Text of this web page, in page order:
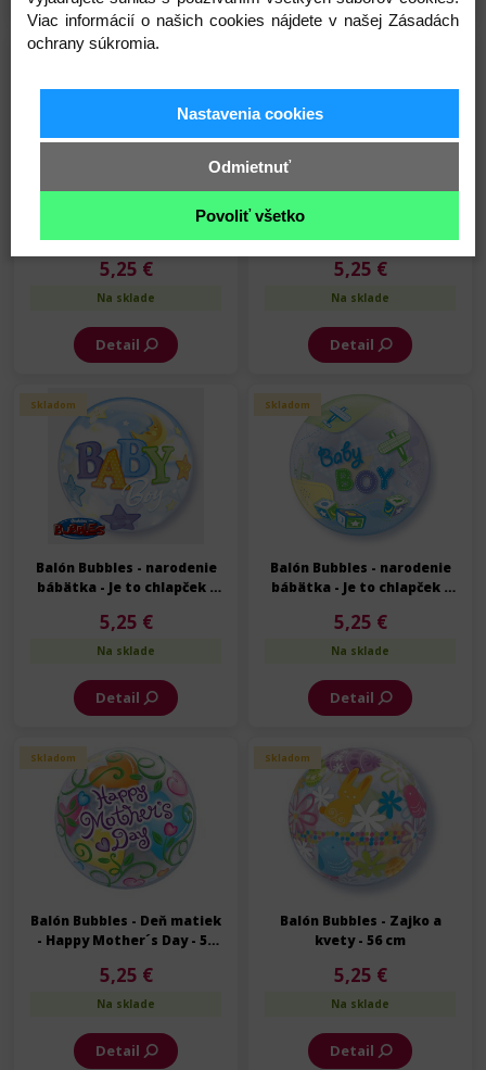
Skladom
Balón Bubbles - narodenie
56 cm
5,25 €
Na sklade
Detail
Balón Bubbles - narodenie
56 cm
5,25 €
Na sklade
Detail
Skladom
Balón Bubbles - narodenie
bábätka - Je to chlapček -
5,25 €
Na sklade
Detail
Skladom
Balón Bubbles - narodenie
bábätka - Je to chlapček -
5,25 €
Na sklade
Detail
Skladom
Balón Bubbles - Deň matiek
- Happy Mother´s Day - 56
5,25 €
Na sklade
Detail
Skladom
Balón Bubbles - Zajko a
kvety - 56 cm
5,25 €
Na sklade
Detail
Viac informácií o našich cookies nájdete v našej Zásadách
ochrany súkromia.
Nastavenia cookies
Odmietnuť
Povoliť všetko